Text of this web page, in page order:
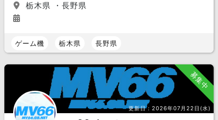
栃木県 ・長野県
ゲーム機 栃木県 長野県
募集中
更新日：2026年07月22日(水)